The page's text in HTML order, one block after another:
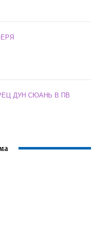
ДУН СЮАНЬ В ПВ